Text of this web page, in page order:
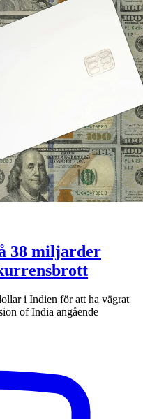
38 miljarder
i Indien för att ha vägrat
of India angående